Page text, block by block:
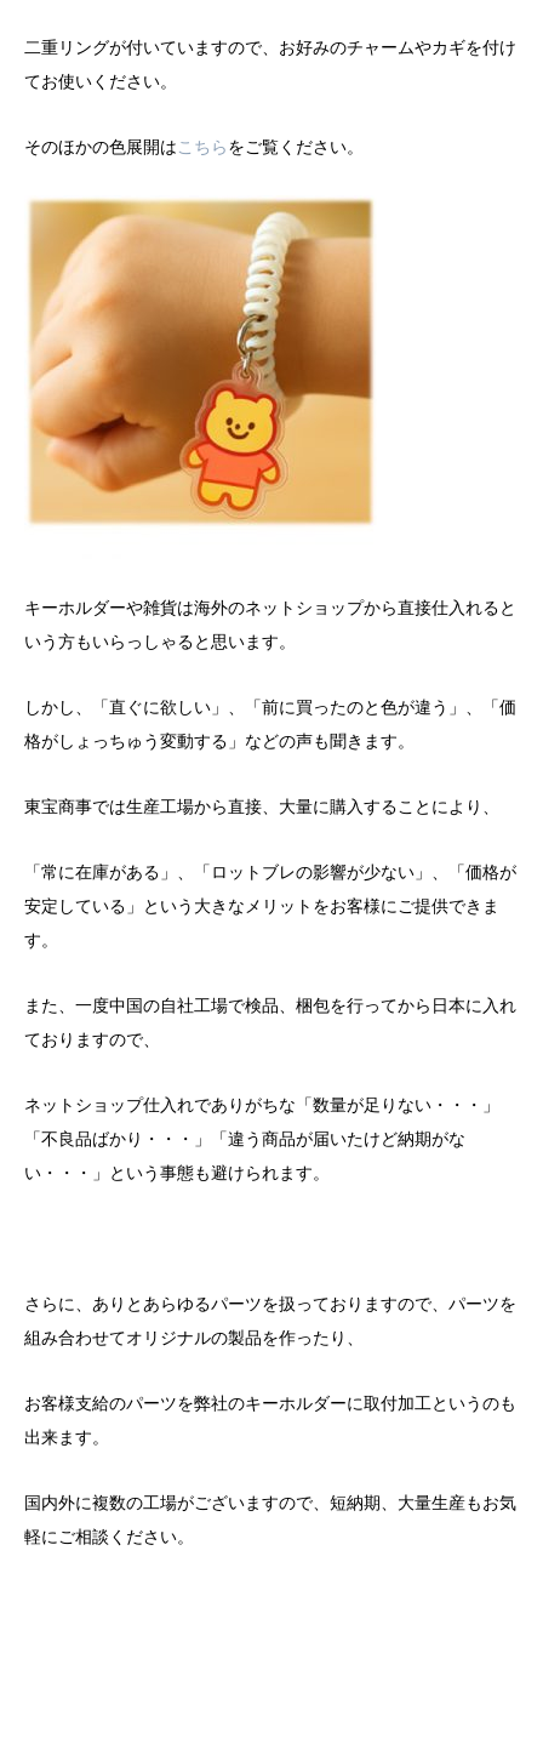
二重リングが付いていますので、お好みのチャームやカギを付け
てお使いください。
そのほかの色展開はこちらをご覧ください。
キーホルダーや雑貨は海外のネットショップから直接仕入れると
いう方もいらっしゃると思います。
しかし、「直ぐに欲しい」、「前に買ったのと色が違う」、「価
格がしょっちゅう変動する」などの声も聞きます。
東宝商事では生産工場から直接、大量に購入することにより、
「常に在庫がある」、「ロットブレの影響が少ない」、「価格が
安定している」という大きなメリットをお客様にご提供できま
す。
また、一度中国の自社工場で検品、梱包を行ってから日本に入れ
ておりますので、
ネットショップ仕入れでありがちな「数量が足りない・・・」
「不良品ばかり・・・」「違う商品が届いたけど納期がな
い・・・」という事態も避けられます。
さらに、ありとあらゆるパーツを扱っておりますので、パーツを
組み合わせてオリジナルの製品を作ったり、
お客様支給のパーツを弊社のキーホルダーに取付加工というのも
出来ます。
国内外に複数の工場がございますので、短納期、大量生産もお気
軽にご相談ください。